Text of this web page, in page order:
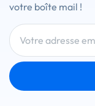
votre boîte mail !